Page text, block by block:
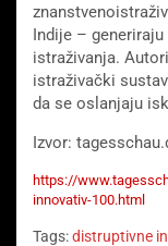
Indije –
istraživanja.
istraživački
da se oslanjaju
Izvor:
https://
innovativ-100.html
Tags:distruptivne